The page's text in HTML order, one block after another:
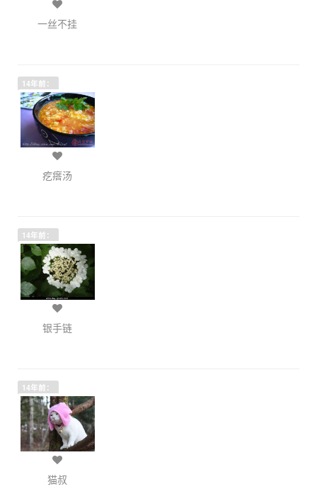
一丝不挂
14年前：
疙瘩汤
14年前：
银手链
14年前：
猫叔